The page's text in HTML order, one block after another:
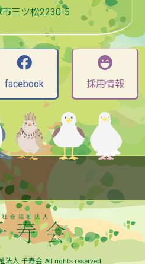
三ツ松2230-5
facebook 採用情報
法人 千寿会 All rights reserved.